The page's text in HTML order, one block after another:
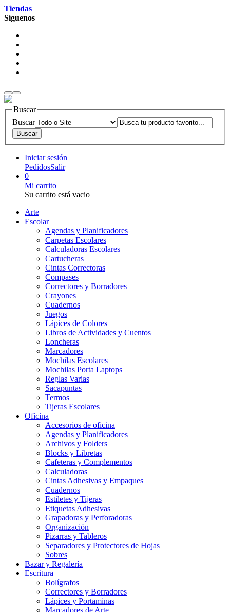
Tiendas
Síguenos
Buscar
Buscar
Iniciar sesión
PedidosSalir
0
Mi carrito
Su carrito está vacio
Arte
Escolar
Agendas y Planificadores
Carpetas Escolares
Calculadoras Escolares
Cartucheras
Cintas Correctoras
Compases
Correctores y Borradores
Crayones
Cuadernos
Juegos
Lápices de Colores
Libros de Actividades y Cuentos
Loncheras
Marcadores
Mochilas Escolares
Mochilas Porta Laptops
Reglas Varias
Sacapuntas
Termos
Tijeras Escolares
Oficina
Accesorios de oficina
Agendas y Planificadores
Archivos y Folders
Blocks y Libretas
Cafeteras y Complementos
Calculadoras
Cintas Adhesivas y Empaques
Cuadernos
Estiletes y Tijeras
Etiquetas Adhesivas
Grapadoras y Perforadoras
Organización
Pizarras y Tableros
Separadores y Protectores de Hojas
Sobres
Bazar y Regalería
Escritura
Bolígrafos
Correctores y Borradores
Lápices y Portaminas
Marcadores de Arte